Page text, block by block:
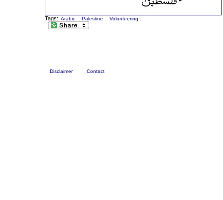
Tags: Arabic Palestine Volunteering
Disclaimer Contact